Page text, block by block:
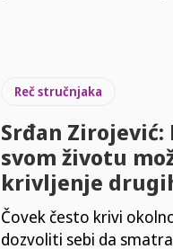
Reč stručnjaka
Srđan
svom životu
krivljenje
Čovek često krivi
dozvoliti sebi da